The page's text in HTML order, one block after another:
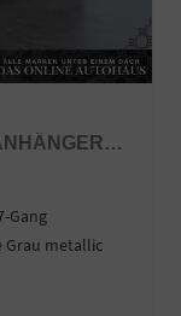
ACTIVE 2,0 7 SITZER 2ZOKLIMA ANHÄNGERKUPPLUNG PANORAMADACH AGR SITZE SITZHEIZUNG EINPARKHILFE KAMERA 17 ZOLL LEICHTMETALL ACC
Gang
Grau metallic